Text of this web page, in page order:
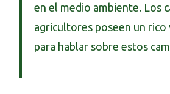
en el medio ambiente. Los
agricultores poseen un rico
para hablar sobre estos